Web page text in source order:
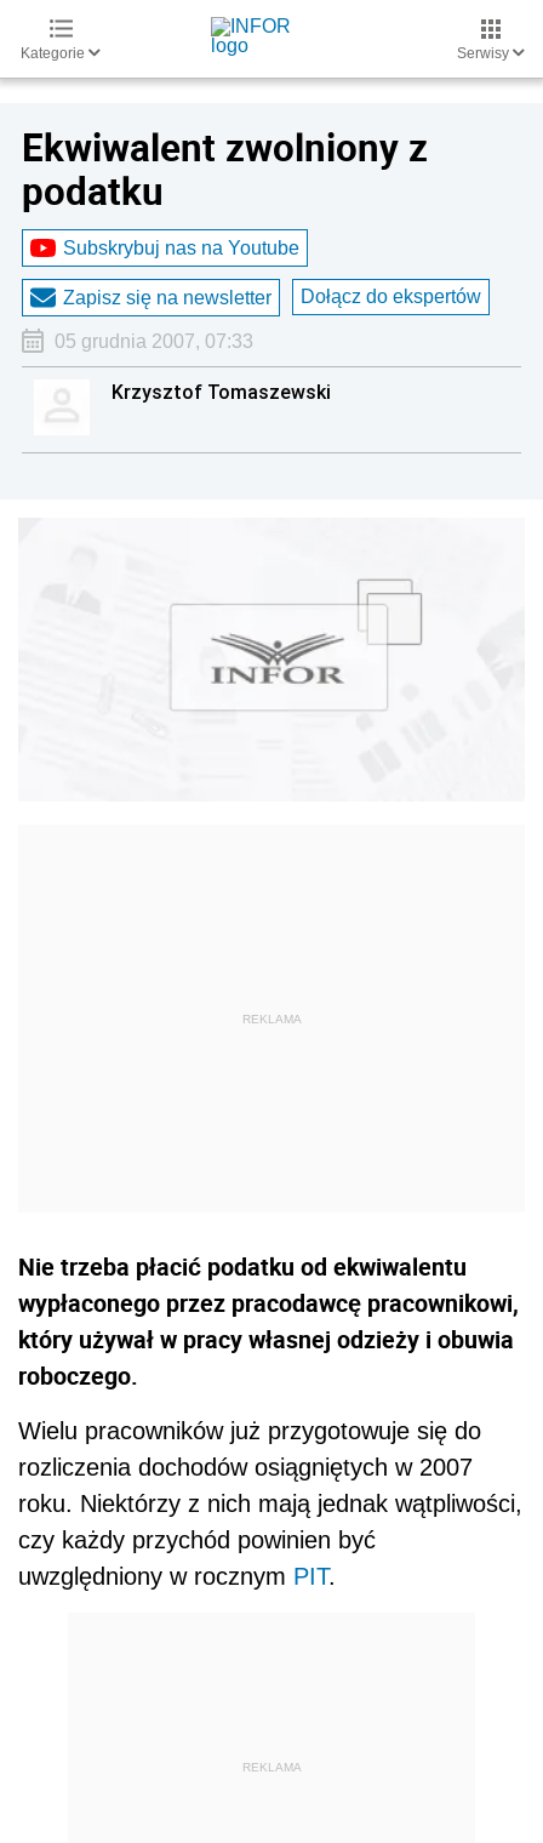
Kategorie Serwisy
Ekwiwalent zwolniony z
podatku
Subskrybuj nas na Youtube
Zapisz się na newsletter Dołącz do ekspertów
05 grudnia 2007, 07:33
Krzysztof Tomaszewski
Nie trzeba płacić podatku od ekwiwalentu
wypłaconego przez pracodawcę pracownikowi,
który używał w pracy własnej odzieży i obuwia
roboczego.
Wielu pracowników już przygotowuje się do
rozliczenia dochodów osiągniętych w 2007
roku. Niektórzy z nich mają jednak wątpliwości,
czy każdy przychód powinien być
uwzględniony w rocznym PIT.
REKLAMA